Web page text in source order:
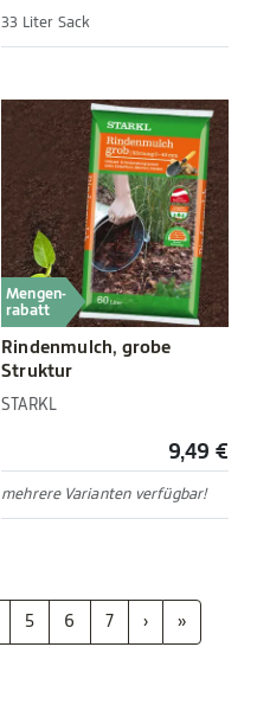
33 Liter Sack
Mengen-
rabatt
Rindenmulch, grobe
Struktur
STARKL
9,49 €
mehrere Varianten verfügbar!
5 6 7 › »